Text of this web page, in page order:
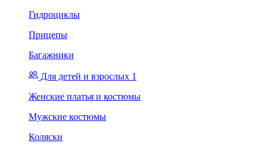
Гидроциклы
Прицепы
Багажники
Для детей и взрослых 1
Женские платья и костюмы
Мужские костюмы
Коляски